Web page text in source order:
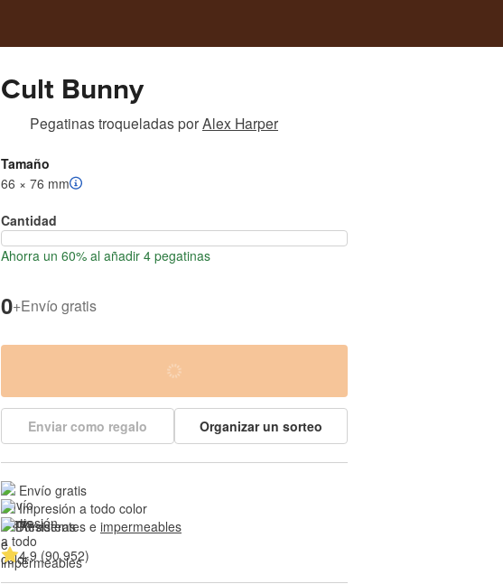
Cult Bunny
Pegatinas troqueladasporAlex Harper
Tamaño
66 × 76 mm
Cantidad
Ahorra un 60% al añadir 4 pegatinas
0+Envío gratis
Enviar como regalo Organizar un sorteo
Envío gratis
Impresión a todo color
Resistentes e impermeables
4.9 (90.952)